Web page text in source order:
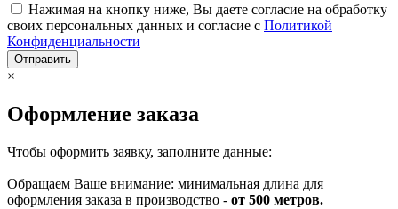
Нажимая на кнопку ниже, Вы даете согласие на обработку
своих персональных данных и согласие с Политикой
Конфиденциальности
Отправить
×
Оформление заказа
Чтобы оформить заявку, заполните данные:
Обращаем Ваше внимание: минимальная длина для
оформления заказа в производство - от 500 метров.